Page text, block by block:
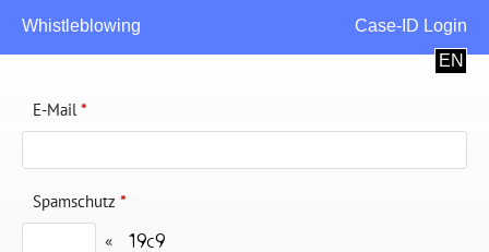
Whistleblowing
Case-ID Login
EN
E-Mail*
Spamschutz *
«